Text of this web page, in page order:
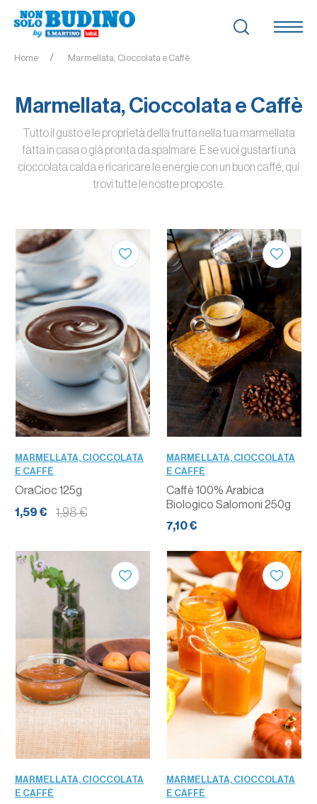
Home Marmellata, Cioccolata e Caffè
Marmellata, Cioccolata e Caffè
Tutto il gusto e le proprietà della frutta nella tua marmellata
fatta in casa o già pronta da spalmare. E se vuoi gustarti una
cioccolata calda e ricaricare le energie con un buon caffé, qui
trovi tutte le nostre proposte.
QUANTITÀ
MARMELLATA, CIOCCOLATA
E CAFFÈ
OraCioc 125g
1,59 €
1,98 €
QUANTITÀ
MARMELLATA, CIOCCOLATA
E CAFFÈ
Caffè 100% Arabica
Biologico Salomoni 250g
7,10 €
QUANTITÀ
MARMELLATA, CIOCCOLATA
E CAFFÈ
QUANTITÀ
MARMELLATA, CIOCCOLATA
E CAFFÈ